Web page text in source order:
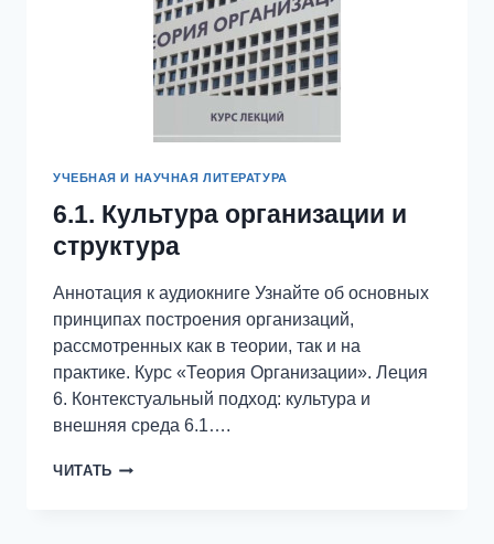
УЧЕБНАЯ И НАУЧНАЯ ЛИТЕРАТУРА
6.1. Культура организации и
структура
Аннотация к аудиокниге Узнайте об основных
принципах построения организаций,
рассмотренных как в теории, так и на
практике. Курс «Теория Организации». Леция
6. Контекстуальный подход: культура и
внешняя среда 6.1….
ЧИТАТЬ 6.1.